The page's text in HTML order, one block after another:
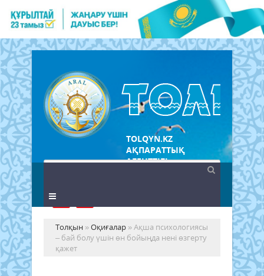
TOLQYN.KZ
АҚПАРАТТЫҚ
АГЕНТТІГІ
Толқын »Оқиғалар » Ақша психологиясы
– бай болу үшін өн бойыңда нені өзгерту
қажет